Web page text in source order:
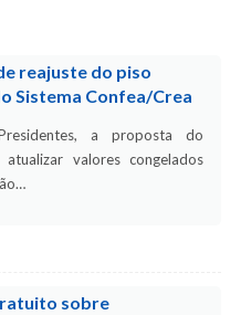
reajuste do piso
Sistema Confea/Crea
a proposta do
valores congelados
sobre